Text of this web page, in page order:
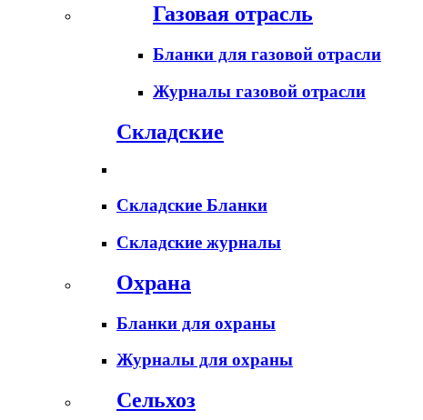
Газовая отрасль
Бланки для газовой отрасли
Журналы газовой отрасли
Складские
Складские Бланки
Складские журналы
Охрана
Бланки для охраны
Журналы для охраны
Сельхоз